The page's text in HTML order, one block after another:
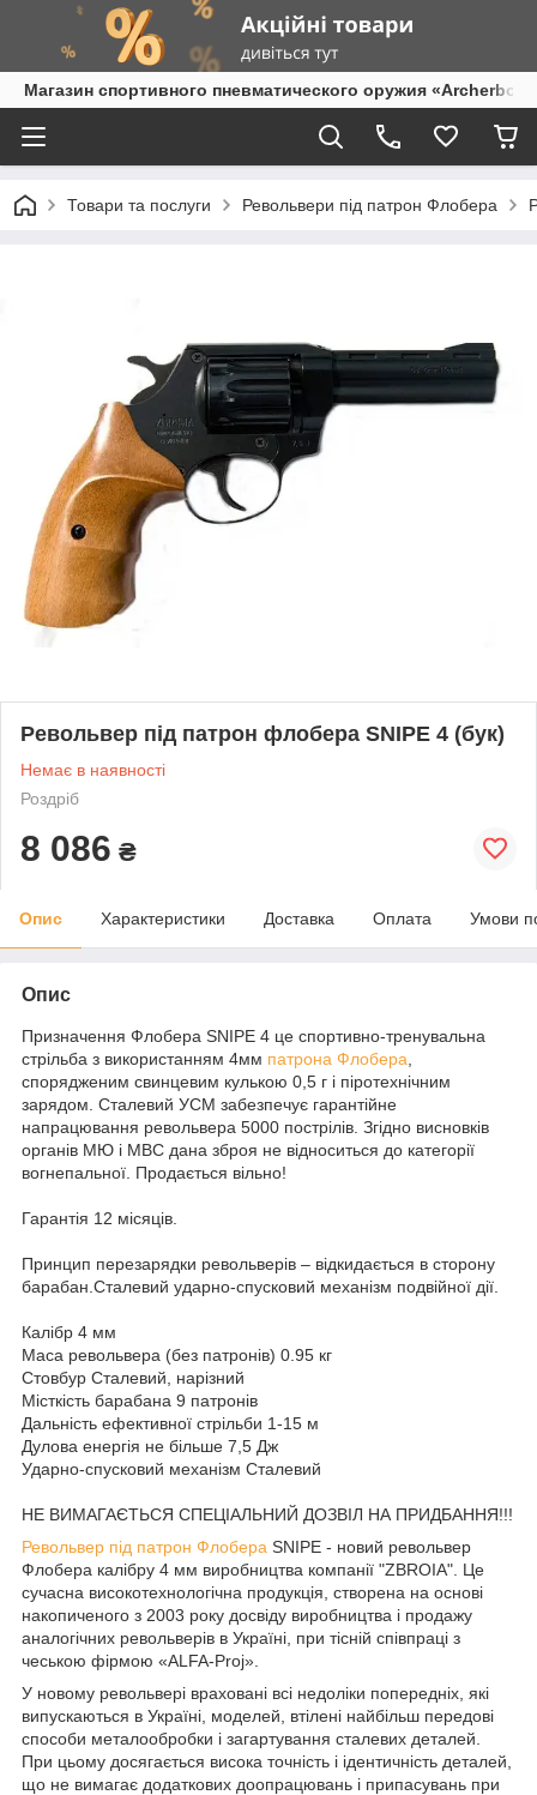
Магазин спортивного пневматического оружия
Товари та послуги Револьвери під патрон Флобера
Револьвер під патрон флобера SNIPE 4 (бук)
Немає в наявності
Роздріб
8 086 ₴
Опис Характеристики Доставка Оплата Умови
Опис
Призначення Флобера SNIPE 4 це спортивно-тренувальна
стрільба з використанням 4мм патрона Флобера
спорядженим свинцевим кулькою 0,5 г і піротехнічним
зарядом. Сталевий УСМ забезпечує гарантійне
напрацювання револьвера 5000 пострілів. Згідно висновків
органів МЮ і МВС дана зброя не відноситься до категорії
вогнепальної. Продається вільно!
Гарантія 12 місяців.
Принцип перезарядки револьверів – відкидається в сторону
барабан.Сталевий ударно-спусковий механізм подвійної дії.
Калібр 4 мм
Маса револьвера (без патронів) 0.95 кг
Стовбур Сталевий, нарізний
Місткість барабана 9 патронів
Дальність ефективної стрільби 1-15 м
Дулова енергія не більше 7,5 Дж
Ударно-спусковий механізм Сталевий
НЕ ВИМАГАЄТЬСЯ СПЕЦІАЛЬНИЙ ДОЗВІЛ НА ПРИДБАННЯ!!!
Револьвер під патрон Флобера SNIPE - новий револьвер
Флобера калібру 4 мм виробництва компанії "ZBROIA". Це
сучасна високотехнологічна продукція, створена на основі
накопиченого з 2003 року досвіду виробництва і продажу
аналогічних револьверів в Україні, при тісній співпраці з
чеською фірмою «ALFA-Proj».
У новому револьвері враховані всі недоліки попередніх, які
випускаються в Україні, моделей, втілені найбільш передові
способи металообробки і загартування сталевих деталей.
При цьому досягається висока точність і ідентичність деталей,
що не вимагає додаткових доопрацювань і припасувань при